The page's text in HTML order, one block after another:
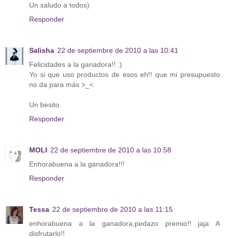
Un saludo a todos)
Responder
Salisha 22 de septiembre de 2010 a las 10:41
Felicidades a la ganadora!! :)
Yo si que uso productos de esos eh!! que mi presupuesto
no da para más >_<
Un besito.
Responder
MOLI 22 de septiembre de 2010 a las 10:58
Enhorabuena a la ganadora!!!
Responder
Tessa 22 de septiembre de 2010 a las 11:15
enhorabuena a la ganadora,pedazo premio!! jaja A
disfrutarlo!!